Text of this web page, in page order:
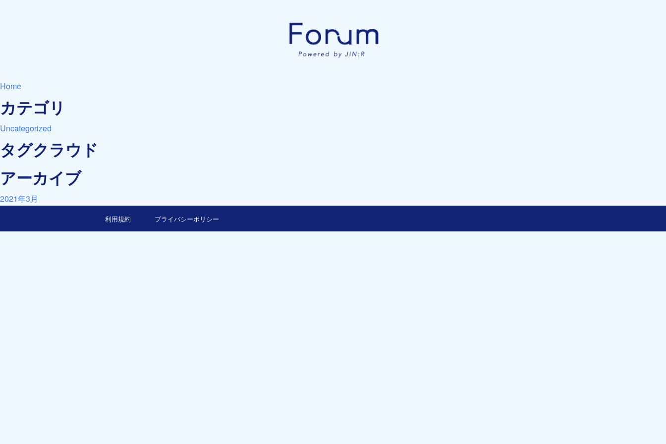
Home
カテゴリ
Uncategorized
タグクラウド
アーカイブ
2021年3月
利用規約 プライバシーポリシー